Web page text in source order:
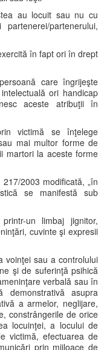
au locuit sau nu cu
partenerului,
în fapt ori în drept
care îngrijeşte
ori handicap
aceste atribuţii în
victimă se înţelege
mai multor forme de
martori la aceste forme
2003 modificată, „în
se manifestă sub
un limbaj jignitor,
cuvinte şi expresii
voinţei sau a controlului
şi de suferinţă psihică
verbală sau în
demonstrativă asupra
a armelor, neglijare,
constrângerile de orice
locuinţei, a locului de
victimă, efectuarea de
prin mijloace de